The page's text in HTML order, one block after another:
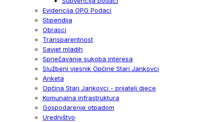
Evidencija OPG Podaci
Stipendija
Obrasci
Transparentnost
Savjet mladih
Sprječavanje sukoba interesa
Službeni vjesnik Općine Stari Jankovci
Anketa
Općina Stari Jankovci - prijatelj djece
Komunalna infrastruktura
Gospodarenje otpadom
Uredništvo